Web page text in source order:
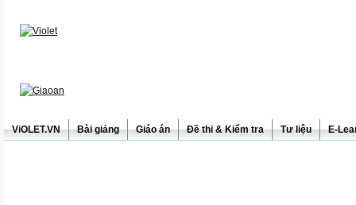
ViOLET.VN Bài giảng Giáo án Đề thi & Kiểm tra Tư liệu E-